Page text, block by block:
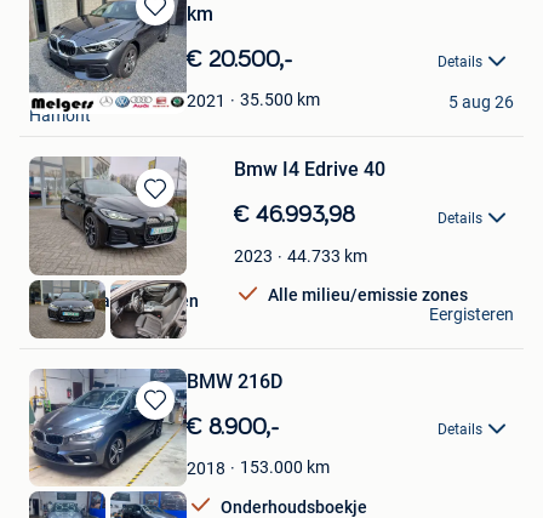
Bewaren
in
Mijn
Favorieten
km
€ 20.500,- Details
2021 35.500 km
Garage Melgers
Hamont
5 aug 26
Bewaren
in
Mijn
Favorieten
Bmw I4 Edrive 40
€ 46.993,98 Details
2023 44.733 km
Alle milieu/emissie zones
Garage Van Der Steen
Poppel
Eergisteren
Bewaren
in
Mijn
Favorieten
BMW 216D
€ 8.900,- Details
2018 153.000 km
Onderhoudsboekje